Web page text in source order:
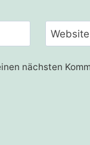
Website
nächsten